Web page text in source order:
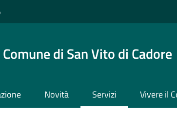
Comune di San Vito di Cadore
Novità Servizi Vivere il